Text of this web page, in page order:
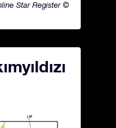
Star Register ©